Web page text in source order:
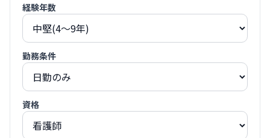
経験年数
勤務条件
資格